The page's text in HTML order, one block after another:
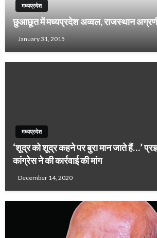
मध्यप्रदेश
छुआछूत में मध्यप्रदेश अव्वल, राजस्थान अग्रणी
January 31, 2015
मध्यप्रदेश
‘शूद्र को शूद्र कहने पर बुरा मान जाते हैं…’
कांग्रेस ने की कार्रवाई की मांग
December 14, 2020